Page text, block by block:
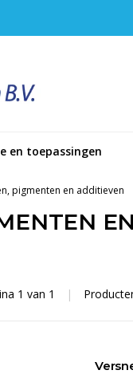
en toepassingen
pigmenten en additieven
1 van 1 |